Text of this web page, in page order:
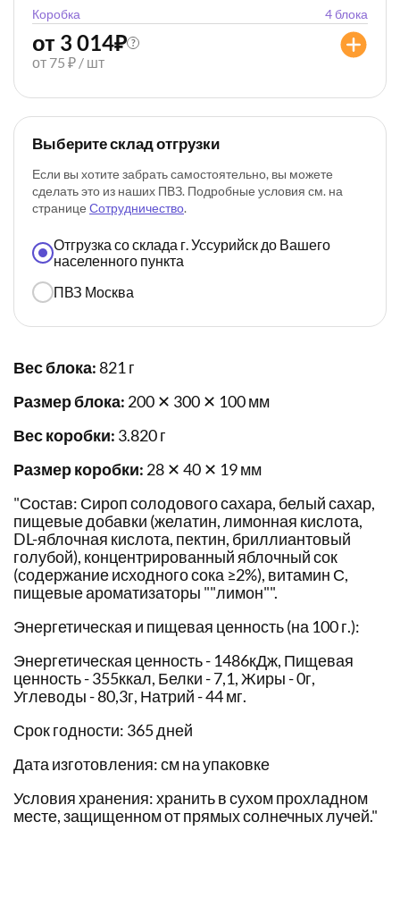
Коробка 4 блока
от 3 014₽ ?
от 75 ₽ / шт
Выберите склад отгрузки
Если вы хотите забрать самостоятельно, вы можете
сделать это из наших ПВЗ. Подробные условия см. на
странице Сотрудничество.
Отгрузка со склада г. Уссурийск до Вашего
населенного пункта
ПВЗ Москва
Вес блока:821 г
Размер блока: 200 ✕ 300 ✕ 100 мм
Вес коробки: 3.820 г
Размер коробки: 28 ✕ 40 ✕ 19 мм
"Состав: Сироп солодового сахара, белый сахар,
пищевые добавки (желатин, лимонная кислота,
DL-яблочная кислота, пектин, бриллиантовый
голубой), концентрированный яблочный сок
(содержание исходного сока ≥2%), витамин С,
пищевые ароматизаторы ""лимон"".
Энергетическая и пищевая ценность (на 100 г.):
Энергетическая ценность - 1486кДж, Пищевая
ценность - 355ккал, Белки - 7,1, Жиры - 0г,
Углеводы - 80,3г, Натрий - 44 мг.
Срок годности: 365 дней
Дата изготовления: см на упаковке
Условия хранения: хранить в сухом прохладном
месте, защищенном от прямых солнечных лучей."